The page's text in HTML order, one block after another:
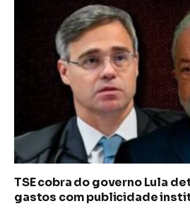
TSE cobra do governo Lula
gastos com publicidade